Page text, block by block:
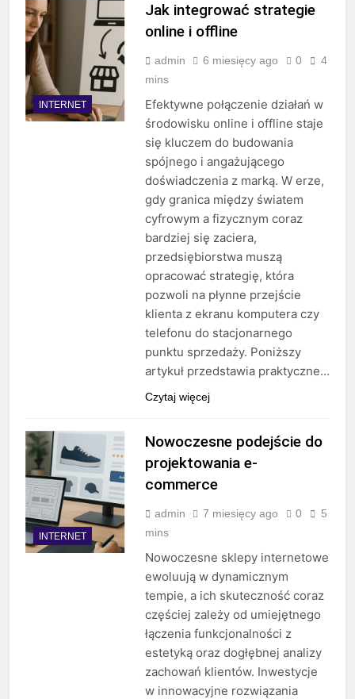
INTERNET
Jak integrować strategie
online i offline
admin 6 miesięcy ago 0
4
mins
Efektywne połączenie działań w
środowisku online i offline staje
się kluczem do budowania
spójnego i angażującego
doświadczenia z marką. W erze,
gdy granica między światem
cyfrowym a fizycznym coraz
bardziej się zaciera,
przedsiębiorstwa muszą
opracować strategię, która
pozwoli na płynne przejście
klienta z ekranu komputera czy
telefonu do stacjonarnego
punktu sprzedaży. Poniższy
artykuł przedstawia praktyczne…
Czytaj więcej
INTERNET
Nowoczesne podejście do
projektowania e-
commerce
admin 7 miesięcy ago 0
5
mins
Nowoczesne sklepy internetowe
ewoluują w dynamicznym
tempie, a ich skuteczność coraz
częściej zależy od umiejętnego
łączenia funkcjonalności z
estetyką oraz dogłębnej analizy
zachowań klientów. Inwestycje
w innowacyjne rozwiązania